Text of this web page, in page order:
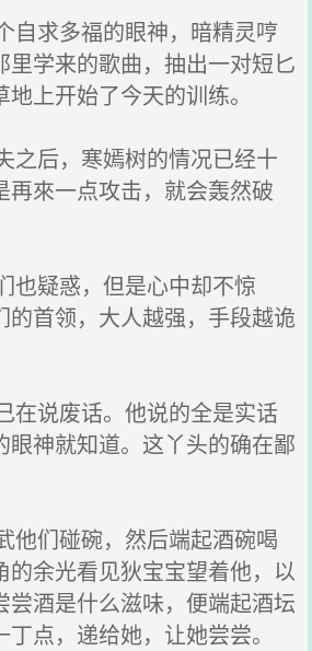
求多福的眼神，暗精灵哼
里学来的歌曲，抽出一对短匕
上开始了今天的训练。
后，寒嫣树的情况已经十
再來一点攻击，就会轰然破
疑惑，但是心中却不惊
的首领，大人越强，手段越诡
说废话。他说的全是实话
眼神就知道。这丫头的确在鄙
们碰碗，然后端起酒碗喝
的余光看见狄宝宝望着他，以
尝酒是什么滋味，便端起酒坛
点，递给她，让她尝尝。